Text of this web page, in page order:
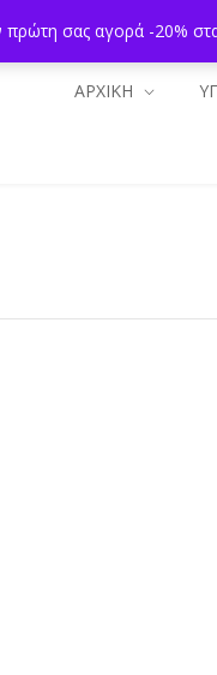
ΑΡΧΙΚΗ
πρώτη σας αγορά -20%